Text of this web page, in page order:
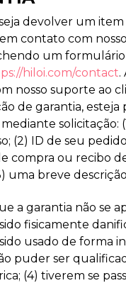
devolver um
contato com
um
hiloi.com/contact.
nosso suporte ao
de garantia, esteja
solicitação:
(2) ID de seu
compra ou recibo
uma breve
a garantia não se
fisicamente
usado de forma
puder ser
(4) tiverem se